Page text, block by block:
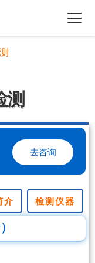
测
去咨询
介 检测仪器